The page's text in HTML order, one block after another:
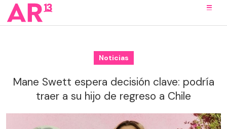
Noticias
Mane Swett espera decisión clave: podría
traer a su hijo de regreso a Chile